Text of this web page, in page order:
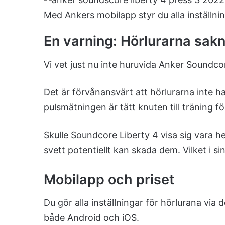
Med Ankers mobilapp styr du alla
En varning: Hörlurarna
Vi vet just nu inte huruvida Anker
Det är förvånansvärt att hörlurarna inte
pulsmätningen är tätt knuten till träning
Skulle Soundcore Liberty 4 visa sig vara
svett potentiellt kan skada dem. Vilket i
Mobilapp och priset
Du gör alla inställningar för hörlurana via
både Android och iOS.